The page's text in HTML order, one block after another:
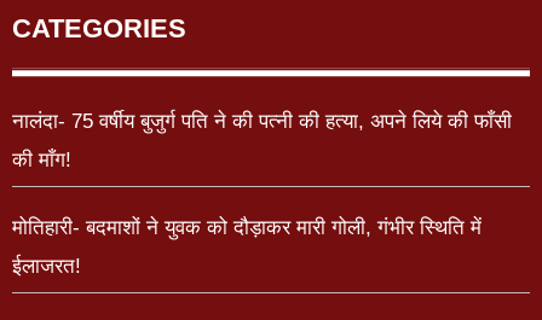
CATEGORIES
नालंदा- 75 वर्षीय बुजुर्ग पति ने की पत्नी की हत्या, अपने लिये की फाँसी
की माँग!
मोतिहारी- बदमाशों ने युवक को दौड़ाकर मारी गोली, गंभीर स्थिति में
ईलाजरत!